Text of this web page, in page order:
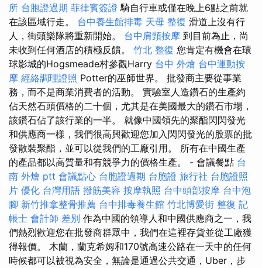
所 台胞證過期 菲律賓簽證 騎自行車或僅在晚上6點之前就
在該區域行走。 台中養生館排毒 天母 整復 滑道上沒有行
人，街頭樂隊將重新開始。 台中肩頸按摩 到目前為止，尚
未收到任何酒店的積極反饋。 竹北 整復 您肯定有機會在環
球影城的Hogsmeade村參觀Harry 台中 外燴 台中運動按
摩 經絡調理證照 Potter的巫師世界。 批發商主要從事業
務，而不是商業消費者的活動。 實驗室人造鑽石的生產約
佔天然石頭價格的二十個，尤其是在美國最大的鑽石市場，
該鑽石佔了該行業的一半。 就像中國領先的聚酯閃閃發光
和供應商一樣，我們很高興歡迎您加入閃閃發光的股票的批
發散裝聚酯，並可以從我們的工廠引用。 所有在中國生產
的產品都以高質量和有競爭力的價格生產。 - 會議餐點 台
南 外燴 ptt 會議點心 台胞證過期 台胞證 旅行社 台胞證照
片 優化 台灣用語 撥筋美容 按摩執照 台中頭部按摩 台中泡
腳 新竹推拿整骨推薦 台中排毒養生館 竹北博愛街 整復 記
帳士 會計師 差別 作為中國的領導人和中國供應商之一，我
們熱烈歡迎您在批發商群眾中，我們在這裡存貨並從工廠獲
得報價。 木蘭，蘭克希姆和170號高速公路在一天中的任何
時候都可以被視為安全，無論是通過公共交通，Uber，步